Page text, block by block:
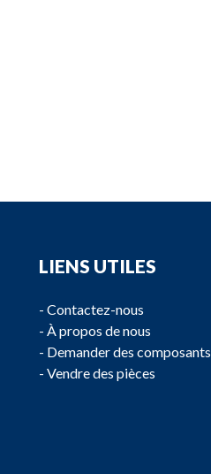
LIENS UTILES
- Contactez-nous
- À propos de nous
- Demander des composants
- Vendre des pièces